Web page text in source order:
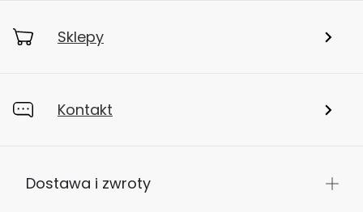
Sklepy
Kontakt
Dostawa i zwroty